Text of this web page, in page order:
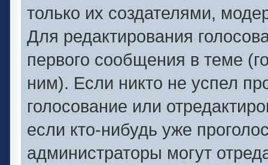
только их создателями,
Для редактирования
первого сообщения в теме
ним). Если никто не успел
голосование или
если кто-нибудь уже
администраторы могут